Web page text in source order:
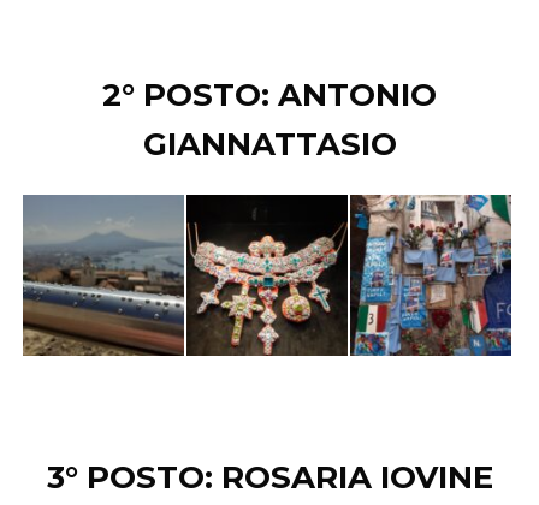
2° POSTO: ANTONIO
GIANNATTASIO
3° POSTO: ROSARIA IOVINE